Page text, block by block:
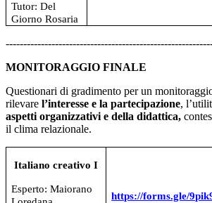
Tutor: Del
Giorno Rosaria
MONITORAGGIO FINALE
Questionari di gradimento per un
rilevare l’interesse e la partecipazione,
aspetti organizzativi e della didattica,
il clima relazionale.
Italiano creativo I
Esperto: Maiorano
https://forms.gle/